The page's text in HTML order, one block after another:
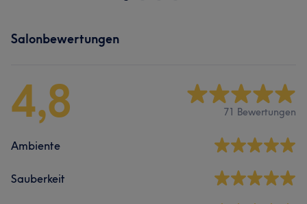
Salonbewertungen
4,8 71 Bewertungen
Ambiente
Sauberkeit